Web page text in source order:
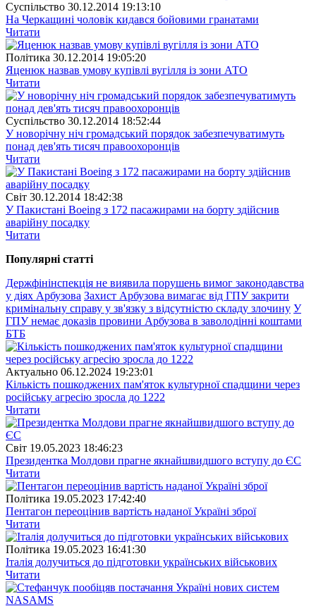
Суспiльство 30.12.2014 19:13:10
На Черкащині чоловік кидався бойовими гранатами
Читати
Полiтика 30.12.2014 19:05:20
Яценюк назвав умову купівлі вугілля із зони АТО
Читати
Суспiльство 30.12.2014 18:52:44
У новорічну ніч громадський порядок забезпечуватимуть
понад дев'ять тисяч правоохоронців
Читати
Свiт 30.12.2014 18:42:38
У Пакистані Boeing з 172 пасажирами на борту здійснив
аварійну посадку
Читати
Популярнi статтi
Держфінінспекція не виявила порушень вимог законодавства
у діях Арбузова Захист Арбузова вимагає від ГПУ закрити
кримінальну справу у зв'язку з відсутністю складу злочину У
ГПУ немає доказів провини Арбузова в заволодінні коштами
БТБ
Актуально 06.12.2024 19:23:01
Кількість пошкоджених пам'яток культурної спадщини через
російську агресію зросла до 1222
Читати
Свiт 19.05.2023 18:46:23
Президентка Молдови прагне якнайшвидшого вступу до ЄС
Читати
Полiтика 19.05.2023 17:42:40
Пентагон переоцінив вартість наданої Україні зброї
Читати
Полiтика 19.05.2023 16:41:30
Італія долучиться до підготовки українських військових
Читати